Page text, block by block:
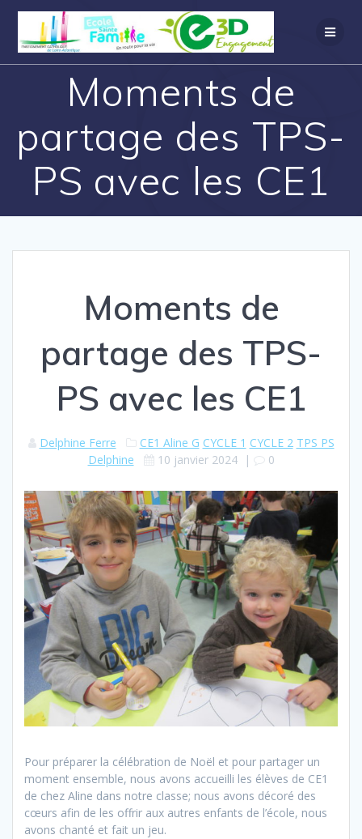
Moments de
partage des TPS-
PS avec les CE1
Moments de
partage des TPS-
PS avec les CE1
Delphine Ferre CE1 Aline G CYCLE 1 CYCLE 2 TPS PS
Delphine
10 janvier 2024| 0
Pour préparer la célébration de Noël et pour partager un
moment ensemble, nous avons accueilli les élèves de CE1
de chez Aline dans notre classe; nous avons décoré des
cœurs afin de les offrir aux autres enfants de l’école, nous
avons chanté et fait un jeu.